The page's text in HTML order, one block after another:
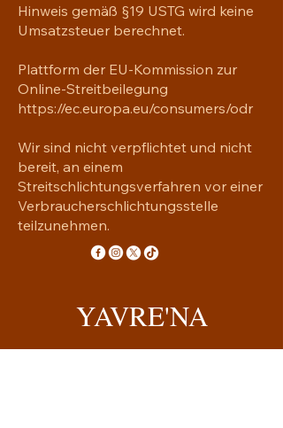
Hinweis gemäß §19 USTG wird keine
Umsatzsteuer berechnet.
Plattform der EU-Kommission zur
Online-Streitbeilegung
https://ec.europa.eu/consumers/odr
Wir sind nicht verpflichtet und nicht
bereit, an einem
Streitschlichtungsverfahren vor einer
Verbraucherschlichtungsstelle
teilzunehmen.
YAVRE'NA
Handgemachtes mit Seele